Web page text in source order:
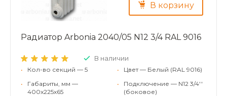
В корзину
Радиатор Arbonia 2040/05 N12 3/4 RAL 9016
В наличии
•
Кол-во секций — 5
•
Габариты, мм —
400x225x65
•
Цвет — Белый (RAL 9016)
•
Подключение — N12 3/4''
(боковое)